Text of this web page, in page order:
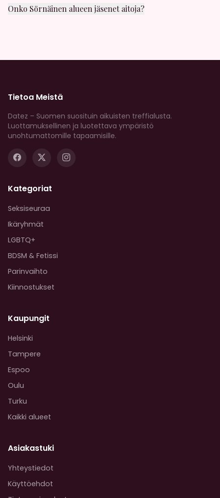
Onko Sörnäinen alueen jäsenet aitoja?
Tietoa Meistä
Datez – Suomen suosituin aikuisten treffialusta.
Luottamuksellinen ja luotettava ympäristö
unohtumattomille tapaamisille.
Kategoriat
Seksiseuraa
Ikäryhmät
LGBTQ+
BDSM & Fetissi
Parinvaihto
Kiinnostukset
Kaupungit
Helsinki
Tampere
Espoo
Oulu
Turku
Kaikki alueet
Asiakastuki
Yhteystiedot
Käyttöehdot